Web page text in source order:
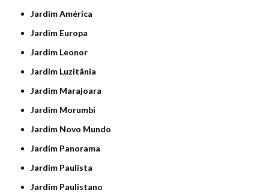
Jardim América
Jardim Europa
Jardim Leonor
Jardim Luzitânia
Jardim Marajoara
Jardim Morumbi
Jardim Novo Mundo
Jardim Panorama
Jardim Paulista
Jardim Paulistano